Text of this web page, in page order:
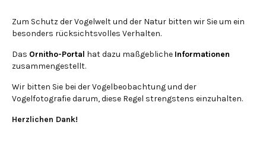
Zum Schutz der Vogelwelt und der Natur bitten wir Sie um ein
besonders rücksichtsvolles Verhalten.
Das Ornitho-Portal hat dazu maßgebliche Informationen
zusammengestellt.
Wir bitten Sie bei der Vogelbeobachtung und der
Vogelfotografie darum, diese Regel strengstens einzuhalten.
Herzlichen Dank!